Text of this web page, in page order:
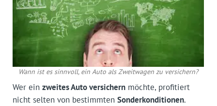
Wann ist es sinnvoll, ein Auto als Zweitwagen zu versichern?
Wer ein zweites Auto versichernmöchte, profitiert
nicht selten von bestimmten Sonderkonditionen.